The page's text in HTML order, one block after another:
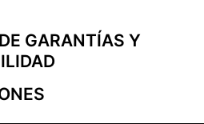
GARANTÍAS Y